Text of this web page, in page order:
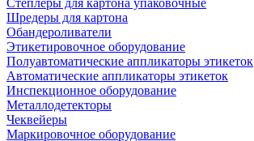
Степлеры для картона упаковочные
Шредеры для картона
Обандероливатели
Этикетировочное оборудование
Полуавтоматические аппликаторы этикеток
Автоматические аппликаторы этикеток
Инспекционное оборудование
Металлодетекторы
Чеквейеры
Маркировочное оборудование